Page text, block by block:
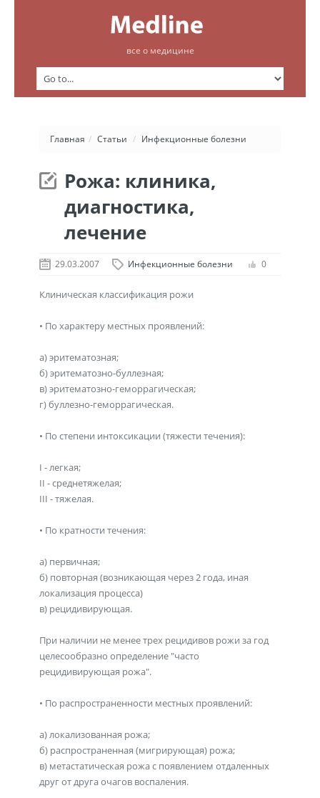
все о медицине
Главная / Статьи / Инфекционные болезни
Рожа: клиника,
диагностика,
лечение
29.03.2007 Инфекционные болезни 0
Клиническая классификация рожи
• По характеру местных проявлений:
а) эритематозная;
б) эритематозно-буллезная;
в) эритематозно-геморрагическая;
г) буллезно-геморрагическая.
• По степени интоксикации (тяжести течения):
I - легкая;
II - среднетяжелая;
III - тяжелая.
• По кратности течения:
а) первичная;
б) повторная (возникающая через 2 года, иная
локализация процесса)
в) рецидивирующая.
При наличии не менее трех рецидивов рожи за год
целесообразно определение "часто
рецидивирующая рожа".
• По распространенности местных проявлений:
а) локализованная рожа;
б) распространенная (мигрирующая) рожа;
в) метастатическая рожа с появлением отдаленных
друг от друга очагов воспаления.